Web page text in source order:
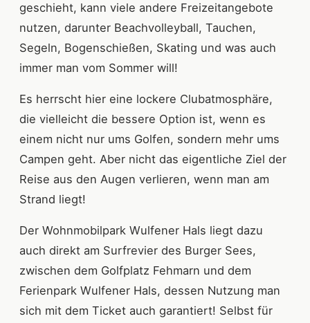
geschieht, kann viele andere Freizeitangebote
nutzen, darunter Beachvolleyball, Tauchen,
Segeln, Bogenschießen, Skating und was auch
immer man vom Sommer will!
Es herrscht hier eine lockere Clubatmosphäre,
die vielleicht die bessere Option ist, wenn es
einem nicht nur ums Golfen, sondern mehr ums
Campen geht. Aber nicht das eigentliche Ziel der
Reise aus den Augen verlieren, wenn man am
Strand liegt!
Der Wohnmobilpark Wulfener Hals liegt dazu
auch direkt am Surfrevier des Burger Sees,
zwischen dem Golfplatz Fehmarn und dem
Ferienpark Wulfener Hals, dessen Nutzung man
sich mit dem Ticket auch garantiert! Selbst für